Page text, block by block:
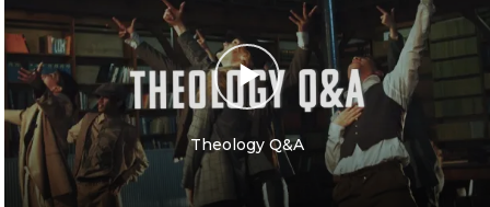
Theology Q&A